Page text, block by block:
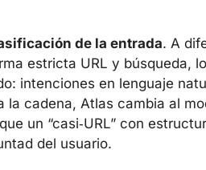
de la entrada. A
estricta URL y búsqueda,
intenciones en lenguaje
la cadena, Atlas cambia al
un “casi‑URL” con
del usuario.